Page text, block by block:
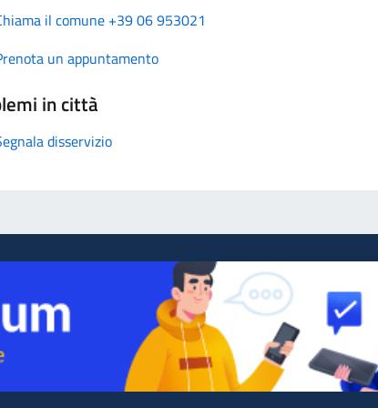
il comune +39 06 953021
un appuntamento
in città
disservizio